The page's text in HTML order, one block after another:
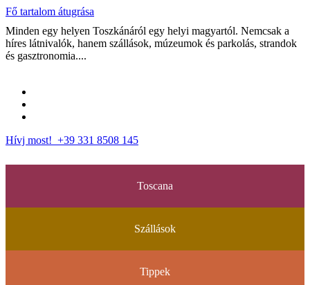
Fő tartalom átugrása
Minden egy helyen Toszkánáról egy helyi magyartól. Nemcsak a
híres látnivalók, hanem szállások, múzeumok és parkolás, strandok
és gasztronomia....
Hívj most! +39 331 8508 145
Toscana
Szállások
Tippek